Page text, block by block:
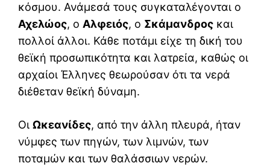
κόσμου. Ανάμεσά τους συγκαταλέγονται ο
Αχελώος, ο Αλφειός, ο Σκάμανδρος και
πολλοί άλλοι. Κάθε ποτάμι είχε τη δική του
θεϊκή προσωπικότητα και λατρεία, καθώς οι
αρχαίοι Έλληνες θεωρούσαν ότι τα νερά
διέθεταν θεϊκή δύναμη.
Οι Ωκεανίδες, από την άλλη πλευρά, ήταν
νύμφες των πηγών, των λιμνών, των
ποταμών και των θαλάσσιων νερών.